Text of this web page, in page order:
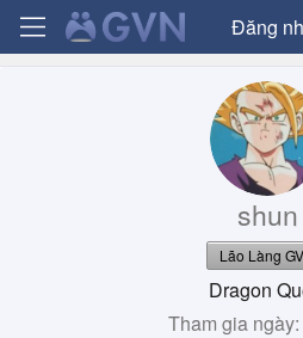
Đăng
shun
Lão Làng
Dragon
Tham gia ngày